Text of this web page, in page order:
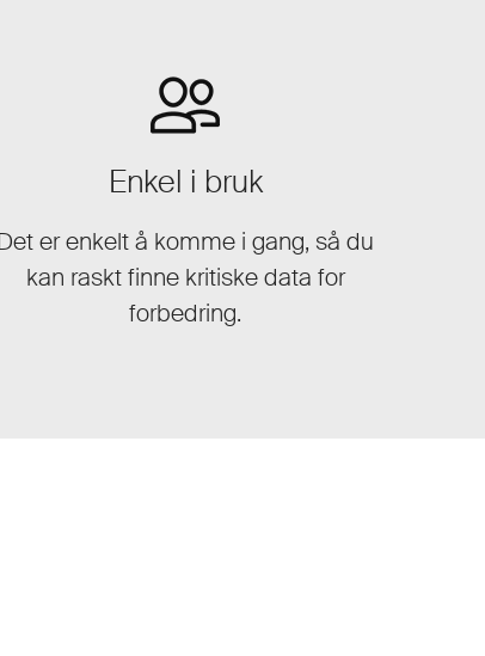
Enkel i bruk
er enkelt å komme i gang, så du
kan raskt finne kritiske data for
forbedring.